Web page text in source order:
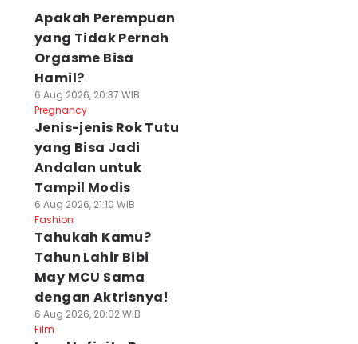
Apakah Perempuan
yang Tidak Pernah
Orgasme Bisa
Hamil?
6 Aug 2026, 20:37 WIB
Pregnancy
Jenis-jenis Rok Tutu
yang Bisa Jadi
Andalan untuk
Tampil Modis
6 Aug 2026, 21:10 WIB
Fashion
Tahukah Kamu?
Tahun Lahir Bibi
May MCU Sama
dengan Aktrisnya!
6 Aug 2026, 20:02 WIB
Film